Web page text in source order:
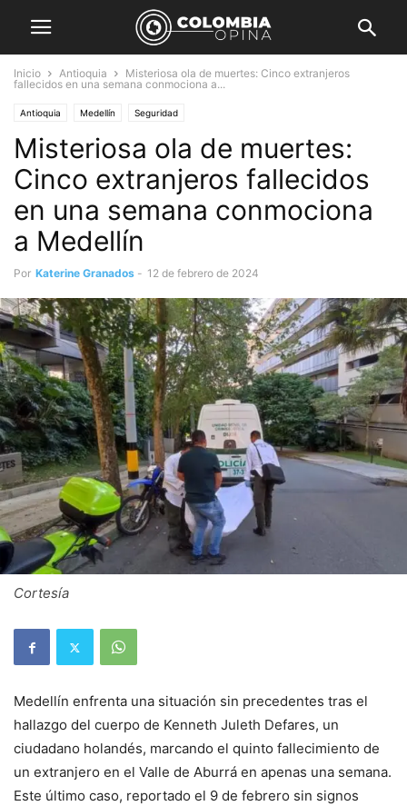
Inicio Antioquia
Misteriosa ola de muertes: Cinco extranjeros
fallecidos en una semana conmociona a...
Antioquia Medellín Seguridad
Misteriosa ola de muertes:
Cinco extranjeros fallecidos
en una semana conmociona
a Medellín
Por Katerine Granados - 12 de febrero de 2024
Cortesía
Medellín enfrenta una situación sin precedentes tras el
hallazgo del cuerpo de Kenneth Juleth Defares, un
ciudadano holandés, marcando el quinto fallecimiento de
un extranjero en el Valle de Aburrá en apenas una semana.
Este último caso, reportado el 9 de febrero sin signos